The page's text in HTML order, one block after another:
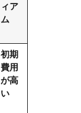
ィア
ム
初期
費用
が高
い